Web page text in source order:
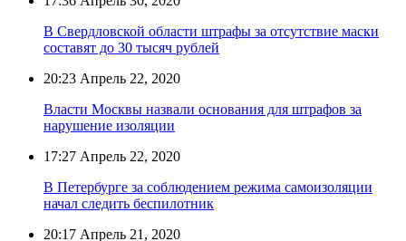
В Свердловской области штрафы за отсутствие маски
составят до 30 тысяч рублей
20:23 Апрель 22, 2020
Власти Москвы назвали основания для штрафов за
нарушение изоляции
17:27 Апрель 22, 2020
В Петербурге за соблюдением режима самоизоляции
начал следить беспилотник
20:17 Апрель 21, 2020